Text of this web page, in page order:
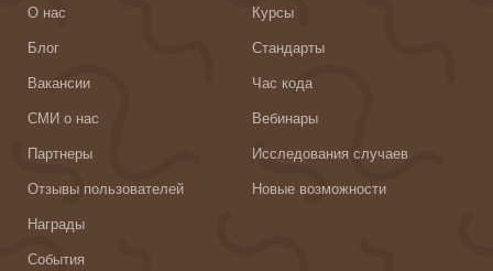
О нас
Блог
Вакансии
СМИ о нас
Партнеры
Отзывы пользователей
Награды
События
Курсы
Стандарты
Час кода
Вебинары
Исследования случаев
Новые возможности